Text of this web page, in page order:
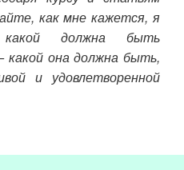
как мне кажется, я
какой должна быть
она должна быть,
и удовлетворенной